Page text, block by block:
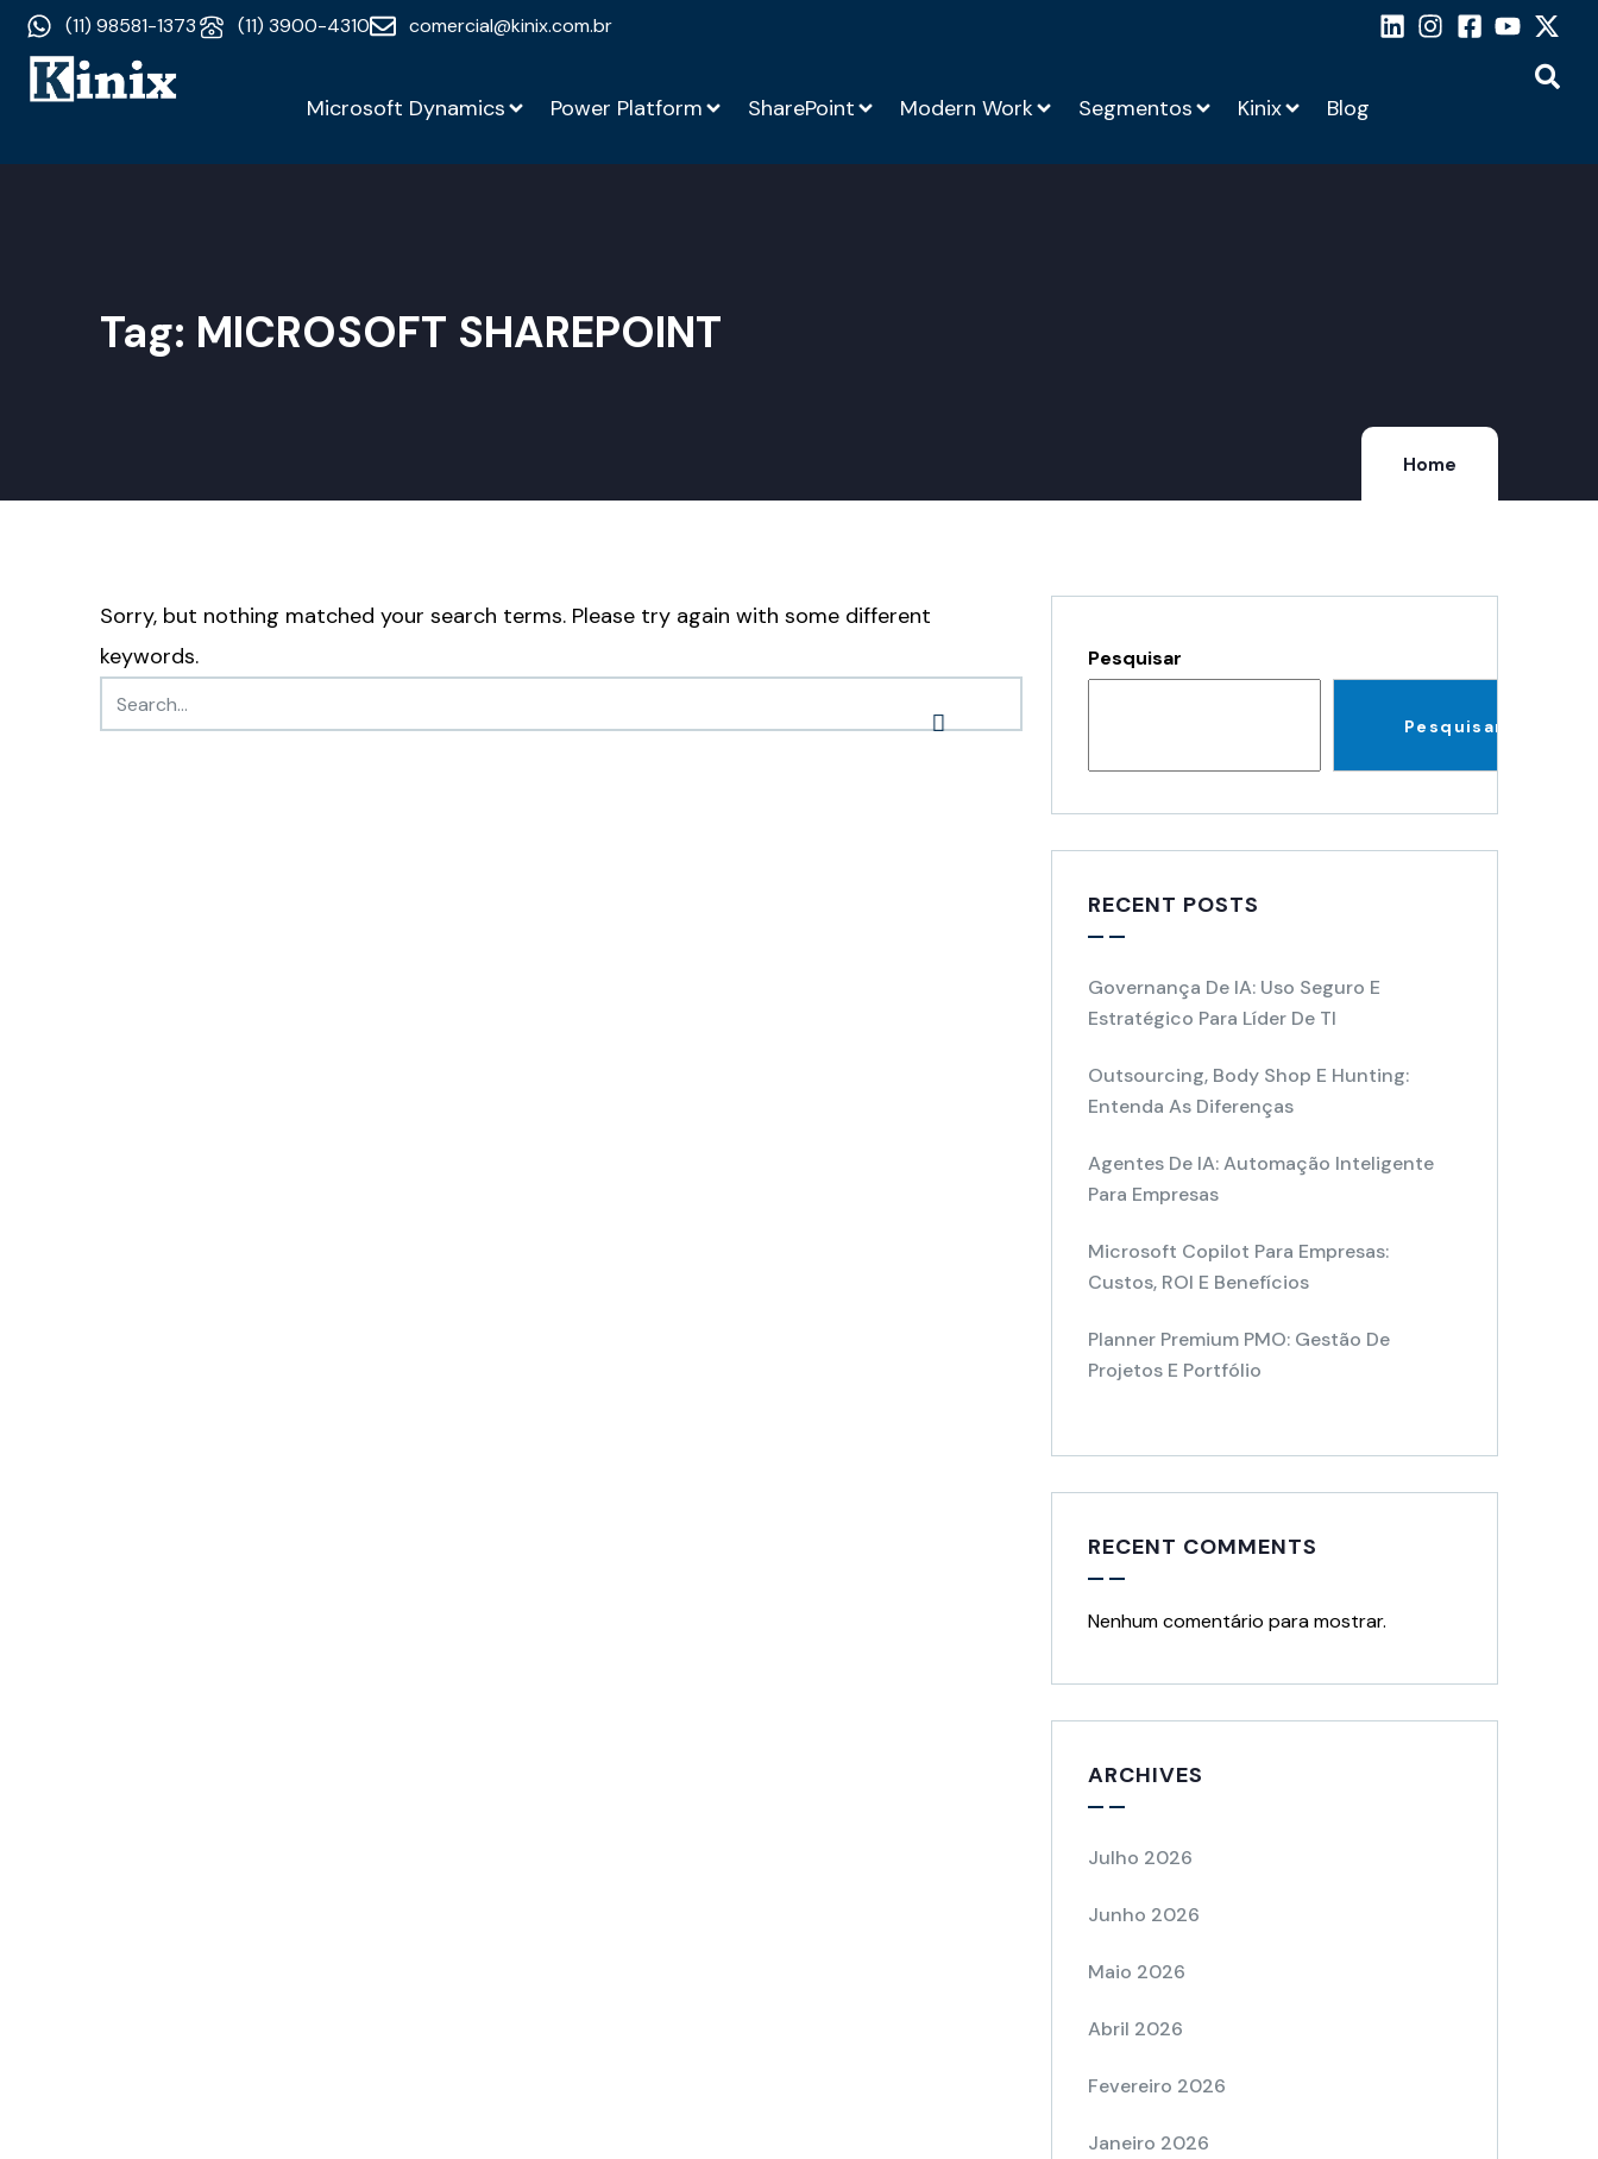
(11) 98581-1373 (11) 3900-4310 comercial@kinix.com.br
Microsoft Dynamics Power Platform SharePoint Modern Work Segmentos Kinix Blog
Tag: MICROSOFT SHAREPOINT
Home
Sorry, but nothing matched your search terms. Please try again with some different
keywords.
Pesquisar
Pesquisar
RECENT POSTS
Governança De IA: Uso Seguro E
Estratégico Para Líder De TI
Outsourcing, Body Shop E Hunting:
Entenda As Diferenças
Agentes De IA: Automação Inteligente
Para Empresas
Microsoft Copilot Para Empresas:
Custos, ROI E Benefícios
Planner Premium PMO: Gestão De
Projetos E Portfólio
RECENT COMMENTS
Nenhum comentário para mostrar.
ARCHIVES
Julho 2026
Junho 2026
Maio 2026
Abril 2026
Fevereiro 2026
Janeiro 2026